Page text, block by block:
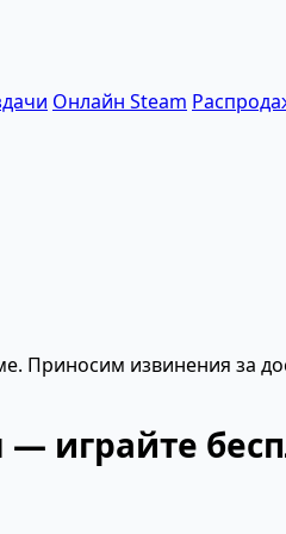
Онлайн Steam
Приносим извинения за
играйте